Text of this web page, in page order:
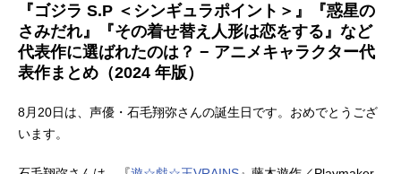
『ゴジラ S.P ＜シンギュラポイント＞』『惑星の
さみだれ』『その着せ替え人形は恋をする』など
代表作に選ばれたのは？ − アニメキャラクター代
表作まとめ（2024 年版）
8月20日は、声優・石毛翔弥さんの誕生日です。おめでとうござ
います。